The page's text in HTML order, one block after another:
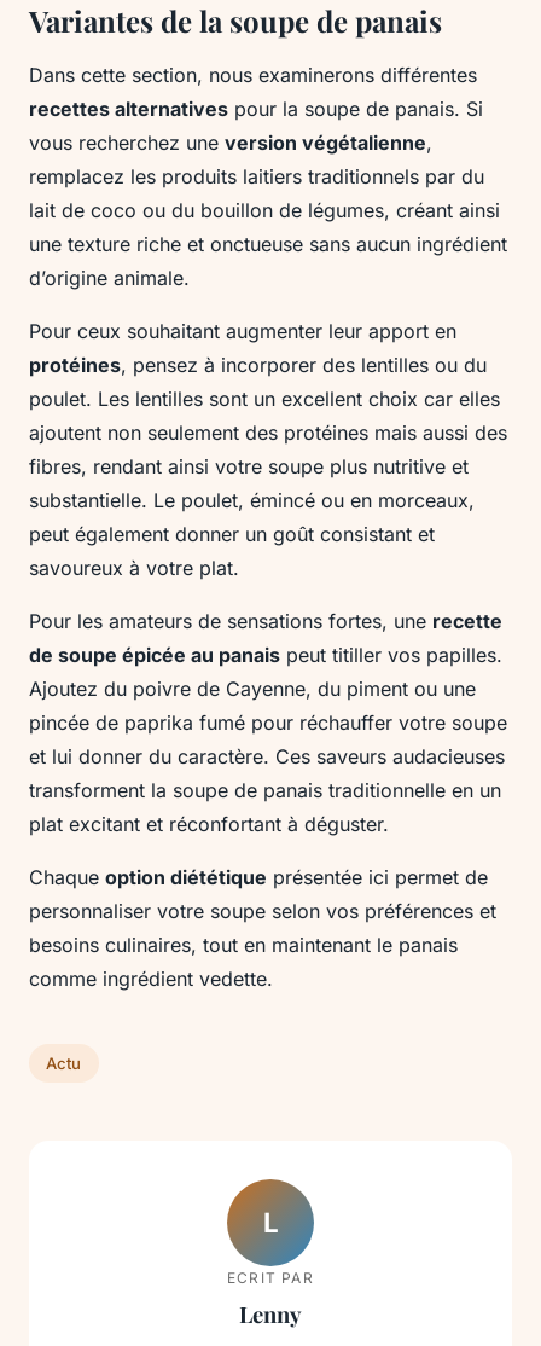
Variantes de la soupe de panais
Dans cette section, nous examinerons différentes
recettes alternatives pour la soupe de panais. Si
vous recherchez une version végétalienne,
remplacez les produits laitiers traditionnels par du
lait de coco ou du bouillon de légumes, créant ainsi
une texture riche et onctueuse sans aucun ingrédient
d’origine animale.
Pour ceux souhaitant augmenter leur apport en
protéines, pensez à incorporer des lentilles ou du
poulet. Les lentilles sont un excellent choix car elles
ajoutent non seulement des protéines mais aussi des
fibres, rendant ainsi votre soupe plus nutritive et
substantielle. Le poulet, émincé ou en morceaux,
peut également donner un goût consistant et
savoureux à votre plat.
Pour les amateurs de sensations fortes, une recette
de soupe épicée au panais peut titiller vos papilles.
Ajoutez du poivre de Cayenne, du piment ou une
pincée de paprika fumé pour réchauffer votre soupe
et lui donner du caractère. Ces saveurs audacieuses
transforment la soupe de panais traditionnelle en un
plat excitant et réconfortant à déguster.
Chaque option diététique présentée ici permet de
personnaliser votre soupe selon vos préférences et
besoins culinaires, tout en maintenant le panais
comme ingrédient vedette.
Actu
L
ECRIT PAR
Lenny